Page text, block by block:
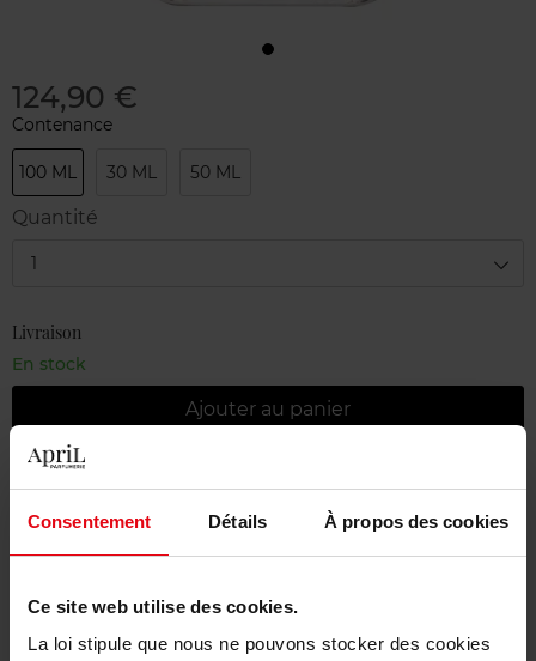
Consentement Détails À propos des cookies
Ce site web utilise des cookies.
La loi stipule que nous ne pouvons stocker des cookies
124,90 €
Contenance
100 ML 30 ML 50 ML
Quantité
1
Livraison
En stock
Ajouter au panier
Retour gratuit dans votre magasin
Emballage cadeau offert